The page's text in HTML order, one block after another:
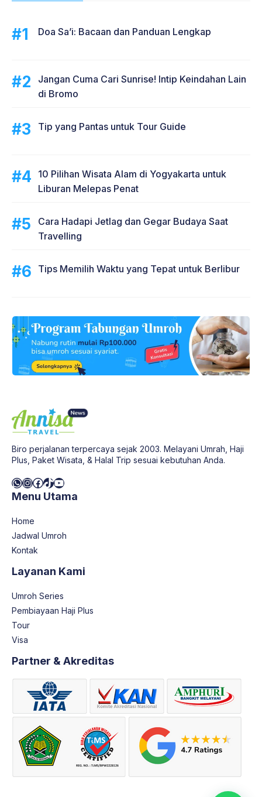
Doa Sa’i: Bacaan dan Panduan Lengkap
Jangan Cuma Cari Sunrise! Intip Keindahan Lain
di Bromo
Tip yang Pantas untuk Tour Guide
10 Pilihan Wisata Alam di Yogyakarta untuk
Liburan Melepas Penat
Cara Hadapi Jetlag dan Gegar Budaya Saat
Travelling
Tips Memilih Waktu yang Tepat untuk Berlibur
Biro perjalanan terpercaya sejak 2003. Melayani Umrah, Haji
Plus, Paket Wisata, & Halal Trip sesuai kebutuhan Anda.
WhatsApp
Instagram
Facebook
TikTok
YouTube
Menu Utama
Home
Jadwal Umroh
Kontak
Layanan Kami
Umroh Series
Pembiayaan Haji Plus
Tour
Visa
Partner & Akreditas